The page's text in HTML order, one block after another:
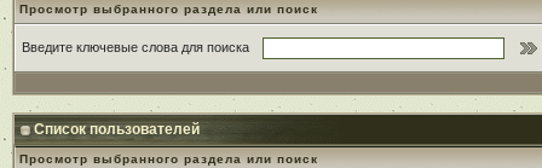
Просмотр выбранного раздела или поиск
Введите ключевые слова для поиска
Список пользователей
Просмотр выбранного раздела или поиск